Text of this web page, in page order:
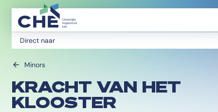
Direct naar
Minors
KRACHT VAN HET
KLOOSTER